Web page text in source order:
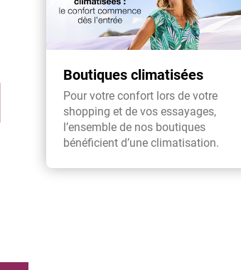
Boutiques climatisées
Pour votre confort lors de votre
shopping et de vos essayages,
l’ensemble de nos boutiques
bénéficient d’une climatisation.